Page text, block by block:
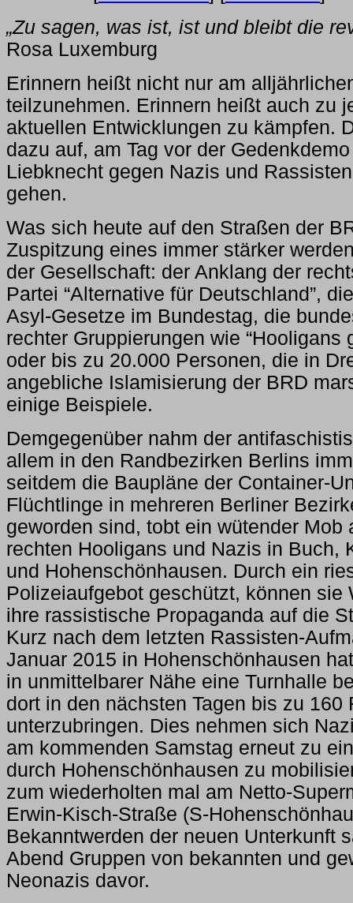
„Zu sagen, was ist, ist und bleibt die
Rosa Luxemburg
Erinnern heißt nicht nur am
teilzunehmen. Erinnern heißt auch zu
aktuellen Entwicklungen zu kämpfen.
dazu auf, am Tag vor der
Liebknecht gegen Nazis und
gehen.
Was sich heute auf den Straßen der
Zuspitzung eines immer stärker
der Gesellschaft: der Anklang der
Partei “Alternative für Deutschland”,
Asyl-Gesetze im Bundestag, die
rechter Gruppierungen wie “Hooligans
oder bis zu 20.000 Personen, die in
angebliche Islamisierung der BRD
einige Beispiele.
Demgegenüber nahm der
allem in den Randbezirken Berlins
seitdem die Baupläne der Container-
Flüchtlinge in mehreren Berliner
geworden sind, tobt ein wütender Mob
rechten Hooligans und Nazis in Buch,
und Hohenschönhausen. Durch ein
Polizeiaufgebot geschützt, können sie
ihre rassistische Propaganda auf die
Kurz nach dem letzten Rassisten-
Januar 2015 in Hohenschönhausen
in unmittelbarer Nähe eine Turnhalle
dort in den nächsten Tagen bis zu 160
unterzubringen. Dies nehmen sich
am kommenden Samstag erneut zu
durch Hohenschönhausen zu
zum wiederholten mal am Netto-
Erwin-Kisch-Straße (S-
Bekanntwerden der neuen Unterkunft
Abend Gruppen von bekannten und
Neonazis davor.